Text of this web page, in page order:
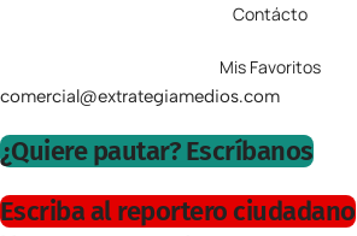
Contácto
Mis Favoritos
comercial@extrategiamedios.com
¿Quiere pautar? Escríbanos
Escriba al reportero ciudadano